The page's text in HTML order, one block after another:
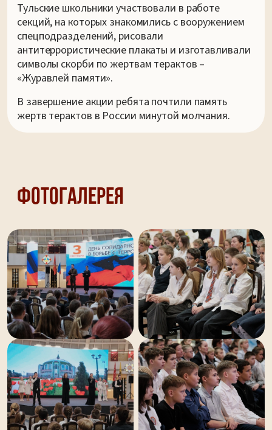
Тульские школьники участвовали в работе
секций, на которых знакомились с вооружением
спецподразделений, рисовали
антитеррористические плакаты и изготавливали
символы скорби по жертвам терактов –
«Журавлей памяти».
В завершение акции ребята почтили память
жертв терактов в России минутой молчания.
Фотогалерея